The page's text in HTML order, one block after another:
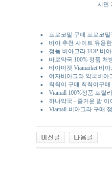
시면
프로코밀 구매 프로코
비아 추천 사이트 유용
정품 비아그라.TOP 비
바로약국 100% 정품 처
비아마켓 Viamarket 비
여자비아그라 약국비아
칙칙이 구매 칙칙이구
Viamall 100%정품 프릴
하나약국 - 즐거운 밤
Viamall-비아그라 구매